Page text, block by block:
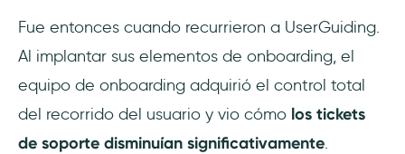
Fue entonces cuando recurrieron a UserGuiding.
Al implantar sus elementos de onboarding, el
equipo de onboarding adquirió el control total
del recorrido del usuario y vio cómo los tickets
de soporte disminuían significativamente.